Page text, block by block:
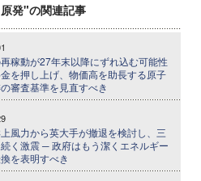
発"の関連記事
稼動が27年末以降にずれ込む可能性
を押し上げ、物価高を助長する原子
審査基準を見直すべき
風力から英大手が撤退を検討し、三
く激震 ─ 政府はもう潔くエネルギー
を表明すべき